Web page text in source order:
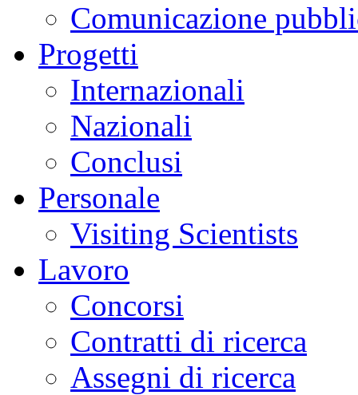
Comunicazione
Progetti
Internazionali
Nazionali
Conclusi
Personale
Visiting Scientists
Lavoro
Concorsi
Contratti di ricerca
Assegni di ricerca